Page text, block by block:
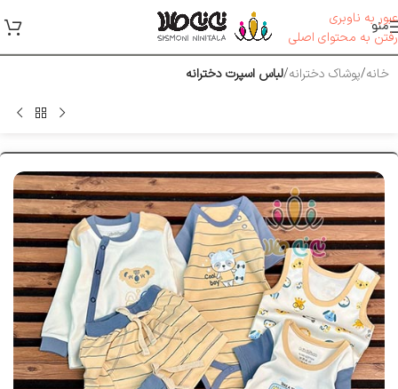
عبور به ناوبری
رفتن به محتوای اصلی
منو
خانه پوشاک دخترانه لباس اسپرت دخترانه